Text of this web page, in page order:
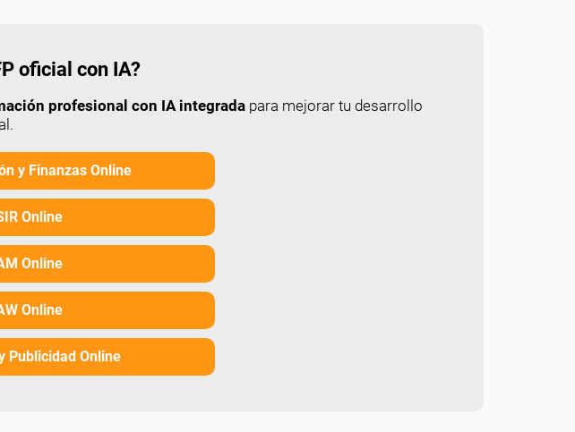
oficial con IA?
profesional con IA integradapara mejorar tu desarrollo
y Finanzas Online
Online
Online
Online
Publicidad Online